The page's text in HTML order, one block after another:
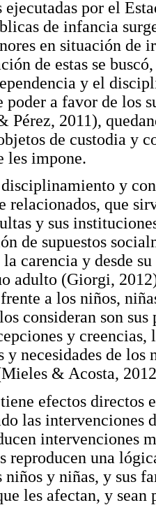
ejecutadas por el
de infancia
en situación de
de estas se
y el
poder a favor de los
Pérez, 2011),
de custodia y
les impone.
y
relacionados, que
y sus
de supuestos
la carencia y desde
adulto (Giorgi,
a los niños,
consideran son
y
y necesidades de los
& Acosta,
efectos directos
las intervenciones
intervenciones
reproducen una
niños y niñas, y sus
les afectan, y